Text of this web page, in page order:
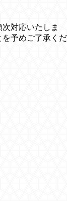
対応いたしま
予めご了承くだ